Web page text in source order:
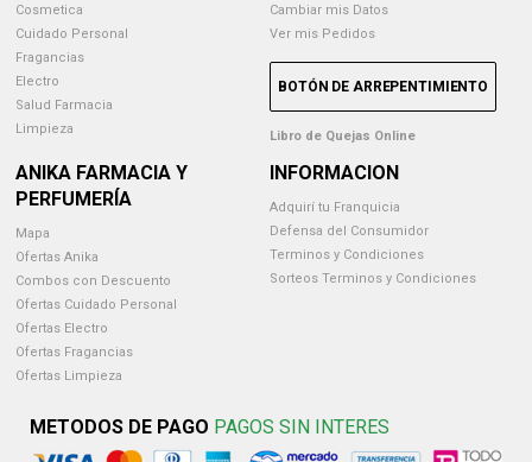
Cosmetica
Cuidado Personal
Fragancias
Electro
Salud Farmacia
Limpieza
Cambiar mis Datos
Ver mis Pedidos
BOTÓN DE ARREPENTIMIENTO
Libro de Quejas Online
ANIKA FARMACIA Y
PERFUMERÍA
Mapa
Ofertas Anika
Combos con Descuento
Ofertas Cuidado Personal
Ofertas Electro
Ofertas Fragancias
Ofertas Limpieza
INFORMACION
Adquirí tu Franquicia
Defensa del Consumidor
Terminos y Condiciones
Sorteos Terminos y Condiciones
METODOS DE PAGO PAGOS SIN INTERES